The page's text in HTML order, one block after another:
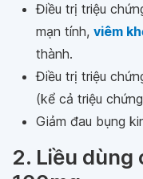
Điều trị triệu
mạn tính, viêm
thành.
Điều trị triệu
(kể cả triệu
Giảm đau bụng
2. Liều